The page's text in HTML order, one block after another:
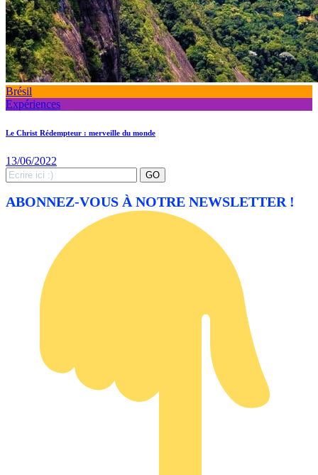
Brésil
Expériences
Le Christ Rédempteur : merveille du monde
13/06/2022
Search
for:
GO
ABONNEZ-VOUS À NOTRE NEWSLETTER !